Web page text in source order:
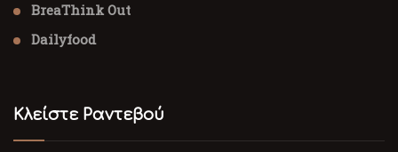
BreaThink Out
Dailyfood
Κλείστε Ραντεβού